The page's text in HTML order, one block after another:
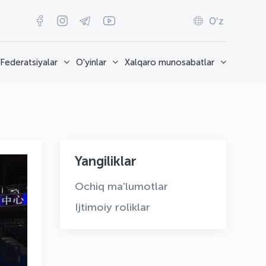
O'z
Federatsiyalar O'yinlar Xalqaro munosabatlar
Yangiliklar
Ochiq ma'lumotlar
Ijtimoiy roliklar